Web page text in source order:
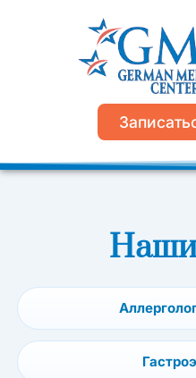
содержимому
Наши